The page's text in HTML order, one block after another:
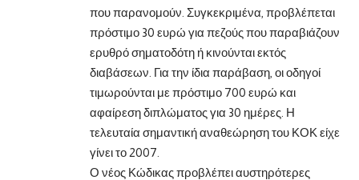
που παρανομούν. Συγκεκριμένα, προβλέπεται
πρόστιμο 30 ευρώ για πεζούς που παραβιάζουν
ερυθρό σηματοδότη ή κινούνται εκτός
διαβάσεων. Για την ίδια παράβαση, οι οδηγοί
τιμωρούνται με πρόστιμο 700 ευρώ και
αφαίρεση διπλώματος για 30 ημέρες. Η
τελευταία σημαντική αναθεώρηση του ΚΟΚ είχε
γίνει το 2007.
Ο νέος Κώδικας προβλέπει αυστηρότερες